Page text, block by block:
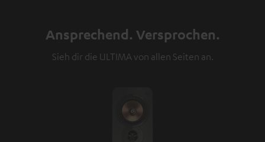
Ansprechend. Versprochen.
Sieh dir die ULTIMA von allen Seiten an.